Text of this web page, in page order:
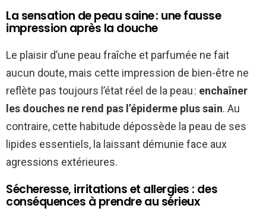
La sensation de peau saine : une fausse
impression après la douche
Le plaisir d’une peau fraîche et parfumée ne fait
aucun doute, mais cette impression de bien-être ne
reflète pas toujours l’état réel de la peau : enchaîner
les douches ne rend pas l’épiderme plus sain. Au
contraire, cette habitude dépossède la peau de ses
lipides essentiels, la laissant démunie face aux
agressions extérieures.
Sécheresse, irritations et allergies : des
conséquences à prendre au sérieux